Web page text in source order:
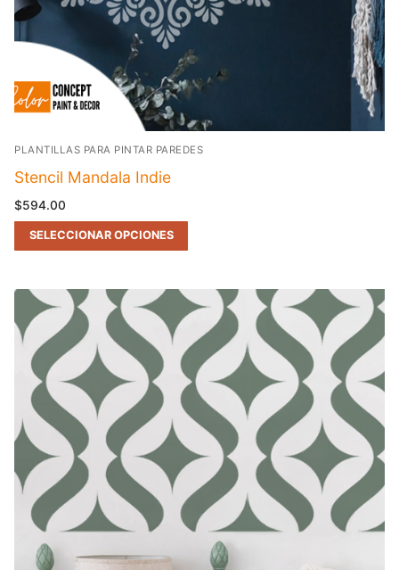
PLANTILLAS PARA PINTAR PAREDES
Stencil Mandala Indie
$594.00
SELECCIONAR OPCIONES